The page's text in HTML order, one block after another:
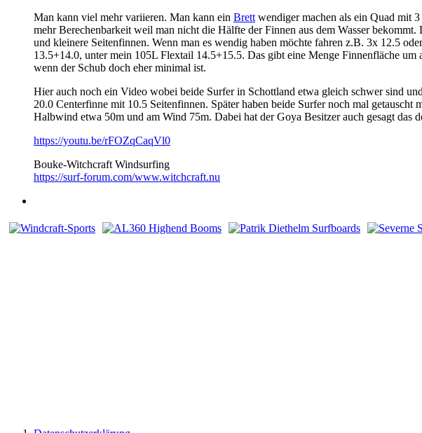
Man kann viel mehr variieren. Man kann ein Brett wendiger machen als ein Quad mit
mehr Berechenbarkeit weil man nicht die Hälfte der Finnen aus dem Wasser
und kleinere Seitenfinnen. Wenn man es wendig haben möchte fahren z.B. 3x 12.5
13.5+14.0, unter mein 105L Flextail 14.5+15.5. Das gibt eine Menge Finnenfläche
wenn der Schub doch eher minimal ist.
Hier auch noch ein Video wobei beide Surfer in Schottland etwa gleich schwer sind
20.0 Centerfinne mit 10.5 Seitenfinnen. Später haben beide Surfer noch mal
Halbwind etwa 50m und am Wind 75m. Dabei hat der Goya Besitzer auch gesagt das
https://youtu.be/rFOZqCaqVl0
Bouke-Witchcraft Windsurfing
https://surf-forum.com/www.witchcraft.nu